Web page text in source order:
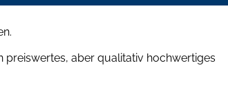
preiswertes, aber qualitativ hochwertiges